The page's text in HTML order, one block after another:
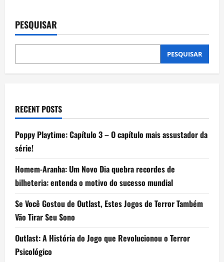
artificiais:
tudo
e
que
cada
vez
PESQUISAR
PESQUISAR
RECENT POSTS
Poppy Playtime: Capítulo 3 – O capítulo mais assustador da
série!
Homem-Aranha: Um Novo Dia quebra recordes de
bilheteria: entenda o motivo do sucesso mundial
Se Você Gostou de Outlast, Estes Jogos de Terror Também
Vão Tirar Seu Sono
Outlast: A História do Jogo que Revolucionou o Terror
Psicológico